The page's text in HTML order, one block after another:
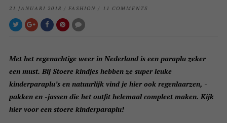
21 JANUARI 2018 / FASHION / 11 COMMENTS
Met het regenachtige weer in Nederland is een paraplu zeker
een must. Bij Stoere kindjes hebben ze super leuke
kinderparaplu’s en natuurlijk vind je hier ook regenlaarzen, -
pakken en -jassen die het outfit helemaal compleet maken. Kijk
hier voor een stoere kinderparaplu!